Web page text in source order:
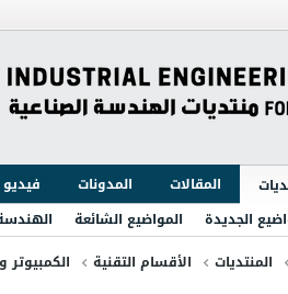
المقالات المدونات فيديو
الجديدة
المواضيع الشائعة
المنتديات
الأقسام التقنية الكمبيوتر